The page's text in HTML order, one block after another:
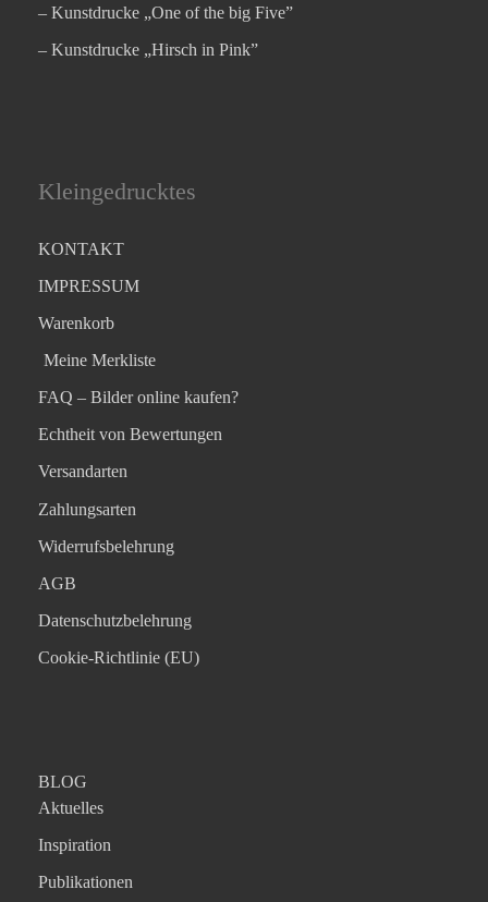
– Kunstdrucke „One of the big Five”
– Kunstdrucke „Hirsch in Pink”
Kleingedrucktes
KONTAKT
IMPRESSUM
Warenkorb
Meine Merkliste
FAQ – Bilder online kaufen?
Echtheit von Bewertungen
Versandarten
Zahlungsarten
Widerrufsbelehrung
AGB
Datenschutzbelehrung
Cookie-Richtlinie (EU)
BLOG
Aktuelles
Inspiration
Publikationen